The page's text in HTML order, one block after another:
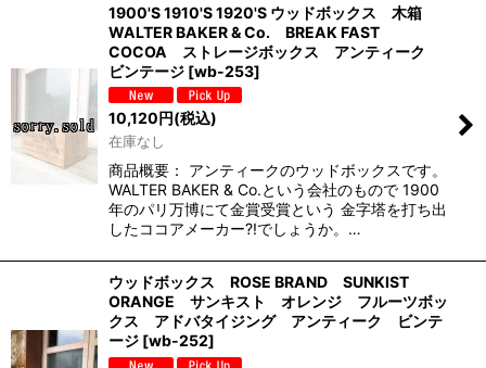
1900'S 1910'S 1920'S ウッドボックス 木箱
WALTER BAKER & Co. BREAK FAST
COCOA ストレージボックス アンティーク
ビンテージ [wb-253]
10,120円(税込)
在庫なし
商品概要： アンティークのウッドボックスです。
WALTER BAKER & Co.という会社のもので 1900
年のパリ万博にて金賞受賞という 金字塔を打ち出
したココアメーカー?!でしょうか。…
ウッドボックス ROSE BRAND SUNKIST
ORANGE サンキスト オレンジ フルーツボッ
クス アドバタイジング アンティーク ビンテ
ージ [wb-252]